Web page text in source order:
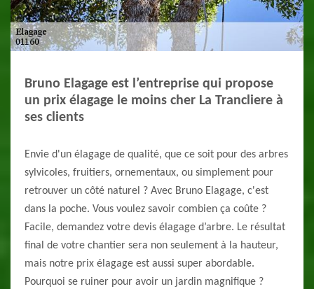
Bruno Elagage est l’entreprise qui propose
un prix élagage le moins cher La Trancliere à
ses clients
Envie d'un élagage de qualité, que ce soit pour des arbres
sylvicoles, fruitiers, ornementaux, ou simplement pour
retrouver un côté naturel ? Avec Bruno Elagage, c'est
dans la poche. Vous voulez savoir combien ça coûte ?
Facile, demandez votre devis élagage d’arbre. Le résultat
final de votre chantier sera non seulement à la hauteur,
mais notre prix élagage est aussi super abordable.
Pourquoi se ruiner pour avoir un jardin magnifique ?